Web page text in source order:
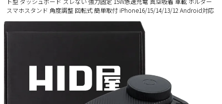
スマホスタンド 角度調整 回転式 簡単取付 iPhone16/15/14/13/12 Android対応